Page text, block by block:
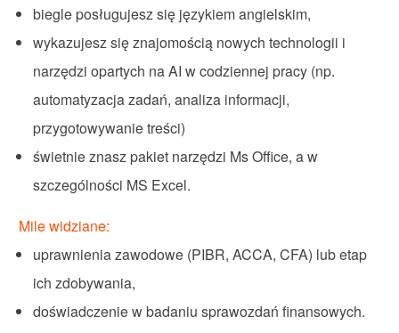
biegle posługujeszsię językiemangielskim,
wykazujesz się znajomością nowych technologii i
narzędzi opartych na AI w codziennej pracy (np.
automatyzacja zadań, analiza informacji,
przygotowywanie treści)
świetnieznasz pakiet narzędzi MsOffice, a w
szczególności MS Excel.
Mile widziane:
uprawnieniazawodowe(PIBR, ACCA, CFA) lubetap
ich zdobywania,
doświadczeniewbadaniu sprawozdań finansowych.